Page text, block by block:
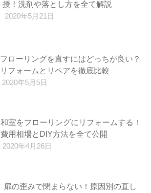
授！洗剤や落とし方を全て解説
2020年5月21日
フローリングを直すにはどっちが良い？
リフォームとリペアを徹底比較
2020年5月5日
和室をフローリングにリフォームする！
費用相場とDIY方法を全て公開
2020年4月26日
扉の歪みで閉まらない！原因別の直し